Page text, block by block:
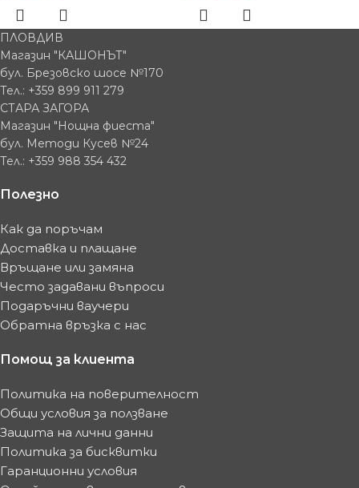
ПЛОВДИВ
Магазин "КАШОНЪТ"
бул. Брезовско шосе №170
Тел.: +359 899 911 279
СТАРА ЗАГОРА
Магазин "Нощна фиеста"
бул. Методи Кусев №24
Тел.: +359 988 354 432
Полезно
Как да поръчам
Доставка и плащане
Връщане или замяна
Често задавани въпроси
Подаръчни ваучери
Обратна връзка с нас
Помощ за клиента
Политика на поверителност
Общи условия за ползване
Защита на лични данни
Политика за бисквитки
Гаранционни условия